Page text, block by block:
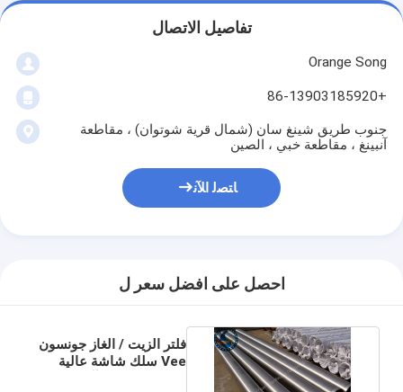
تفاصيل الاتصال
Orange Song
+86-13903185920
جنوب طريق شينغ سان (شمال قرية شوتوان) ، مقاطعة
آنبينغ ، مقاطعة خبي ، الصين
ﺎﺘﺼﻟ ﺍﻶﻧ
احصل على افضل سعر ل
فلتر الزيت / الغاز جونسون
Vee سلك شاشة عالية